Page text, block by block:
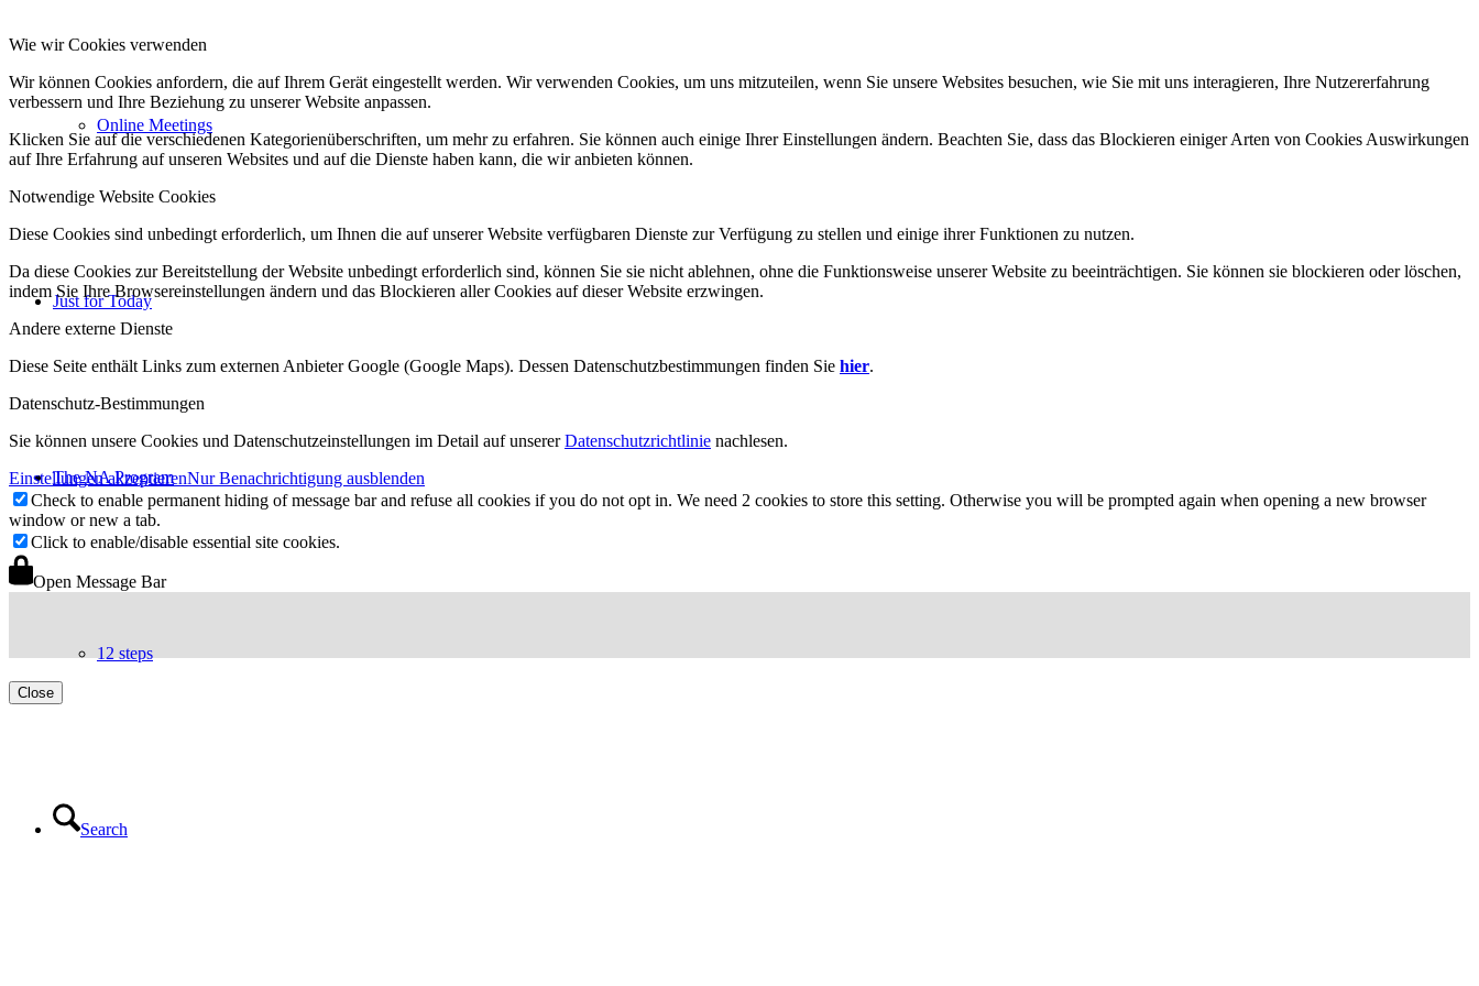
Online Meetings
Just for Today
The NA Program
12 steps
Search
Wie wir Cookies verwenden
Wir können Cookies anfordern, die auf Ihrem Gerät eingestellt werden. Wir verwenden Cookies, um uns mitzuteilen, wenn Sie unsere Websites besuchen, wie Sie mit uns interagieren, Ihre Nutzererfahrung
verbessern und Ihre Beziehung zu unserer Website anpassen.
Klicken Sie auf die verschiedenen Kategorienüberschriften, um mehr zu erfahren. Sie können auch einige Ihrer Einstellungen ändern. Beachten Sie, dass das Blockieren einiger Arten von Cookies Auswirkungen
auf Ihre Erfahrung auf unseren Websites und auf die Dienste haben kann, die wir anbieten können.
Notwendige Website Cookies
Diese Cookies sind unbedingt erforderlich, um Ihnen die auf unserer Website verfügbaren Dienste zur Verfügung zu stellen und einige ihrer Funktionen zu nutzen.
Da diese Cookies zur Bereitstellung der Website unbedingt erforderlich sind, können Sie sie nicht ablehnen, ohne die Funktionsweise unserer Website zu beeinträchtigen. Sie können sie blockieren oder löschen,
indem Sie Ihre Browsereinstellungen ändern und das Blockieren aller Cookies auf dieser Website erzwingen.
Andere externe Dienste
Diese Seite enthält Links zum externen Anbieter Google (Google Maps). Dessen Datenschutzbestimmungen finden Sie hier.
Datenschutz-Bestimmungen
Sie können unsere Cookies und Datenschutzeinstellungen im Detail auf unsererDatenschutzrichtlinie nachlesen.
Einstellungen akzeptierenNur Benachrichtigung ausblenden
Check to enable permanent hiding of message bar and refuse all cookies if you do not opt in. We need 2 cookies to store this setting. Otherwise you will be prompted again when opening a new browser
window or new a tab.
Click to enable/disable essential site cookies.
Open Message Bar
Close